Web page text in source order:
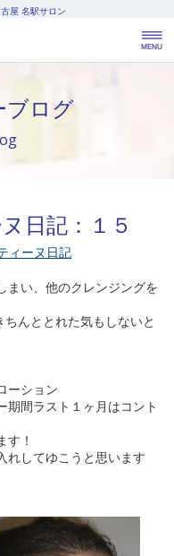
屋 名駅サロン
ブログ
日記：１５
ィーヌ日記
まい、他のクレンジングを
んととれた気もしないと
ーション
期間ラスト１ヶ月はコント
す！
れしてゆこうと思います